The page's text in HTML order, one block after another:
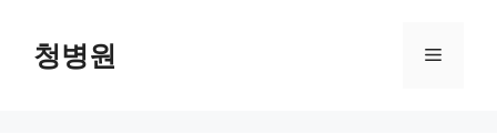
청병원 메